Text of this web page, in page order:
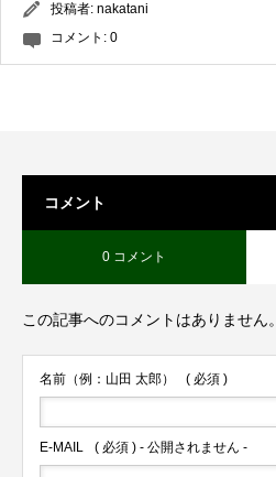
投稿者: nakatani
コメント: 0
コメント
0 コメント
この記事へのコメントはありません。
名前（例：山田 太郎） ( 必須 )
E-MAIL ( 必須 ) - 公開されません -